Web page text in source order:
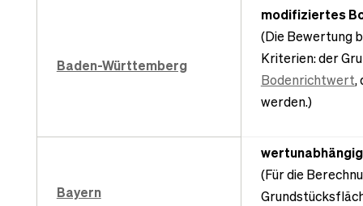
Baden-Württemberg
modifiziertes
(Die Bewertung
Kriterien: der
Bodenrichtwert,
werden.)
Bayern
(Für die